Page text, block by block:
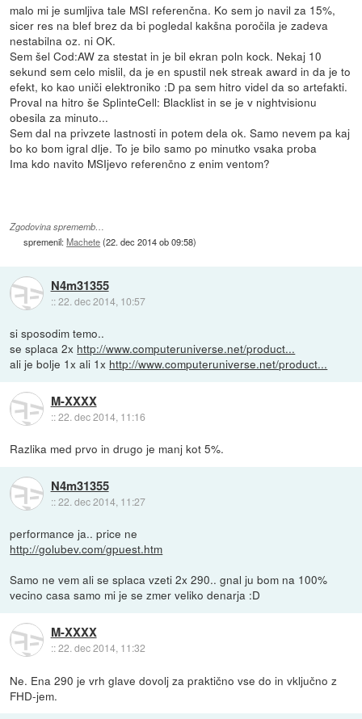
malo mi je sumljiva tale MSI referenčna. Ko sem jo navil za 15%,
sicer res na blef brez da bi pogledal kakšna poročila je zadeva
nestabilna oz. ni OK.
Sem šel Cod:AW za stestat in je bil ekran poln kock. Nekaj 10
sekund sem celo mislil, da je en spustil nek streak award in da je to
efekt, ko kao uniči elektroniko :D pa sem hitro videl da so artefakti.
Proval na hitro še SplinteCell: Blacklist in se je v nightvisionu
obesila za minuto...
Sem dal na privzete lastnosti in potem dela ok. Samo nevem pa kaj
bo ko bom igral dlje. To je bilo samo po minutko vsaka proba
Ima kdo navito MSIjevo referenčno z enim ventom?
Zgodovina sprememb…
spremenil:Machete(22. dec 2014 ob 09:58)
N4m31355
::22. dec 2014, 10:57
si sposodim temo..
se splaca 2x http://www.computeruniverse.net/product...
ali je bolje 1x ali 1x http://www.computeruniverse.net/product...
M-XXXX
::22. dec 2014, 11:16
Razlika med prvo in drugo je manj kot 5%.
N4m31355
::22. dec 2014, 11:27
performance ja.. price ne
http://golubev.com/gpuest.htm
Samo ne vem ali se splaca vzeti 2x 290.. gnal ju bom na 100%
vecino casa samo mi je se zmer veliko denarja :D
M-XXXX
::22. dec 2014, 11:32
Ne. Ena 290 je vrh glave dovolj za praktično vse do in vključno z
FHD-jem.